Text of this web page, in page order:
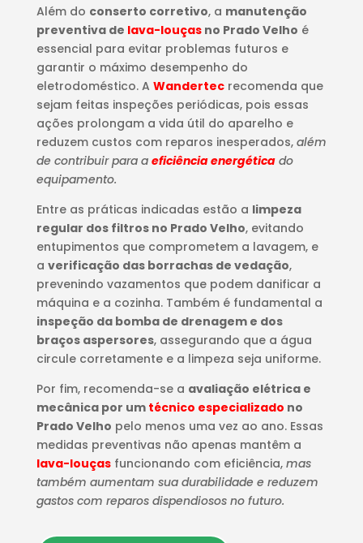
Além do conserto corretivo, a manutenção
preventiva de lava-louçasno Prado Velho é
essencial para evitar problemas futuros e
garantir o máximo desempenho do
eletrodoméstico. A Wandertec recomenda que
sejam feitas inspeções periódicas, pois essas
ações prolongam a vida útil do aparelho e
reduzem custos com reparos inesperados, além
de contribuir para a eficiência energéticado
equipamento.
Entre as práticas indicadas estão a limpeza
regular dos filtros no Prado Velho, evitando
entupimentos que comprometem a lavagem, e
a verificação das borrachas de vedação,
prevenindo vazamentos que podem danificar a
máquina e a cozinha. Também é fundamental a
inspeção da bomba de drenagem e dos
braços aspersores, assegurando que a água
circule corretamente e a limpeza seja uniforme.
Por fim, recomenda-se a avaliação elétrica e
mecânica por um técnico especializado no
Prado Velho pelo menos uma vez ao ano. Essas
medidas preventivas não apenas mantêm a
lava-louçasfuncionando com eficiência, mas
também aumentam sua durabilidade e reduzem
gastos com reparos dispendiosos no futuro.